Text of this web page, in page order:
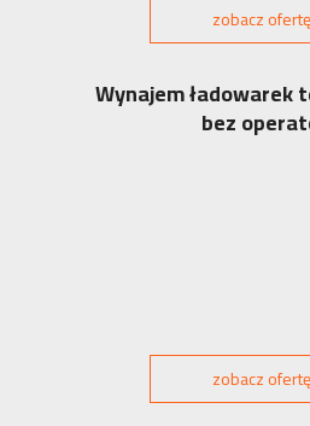
zobacz ofertę
Wynajem ładowarek
bez
zobacz ofertę